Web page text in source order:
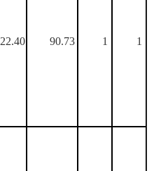
22.40 90.73 1 1